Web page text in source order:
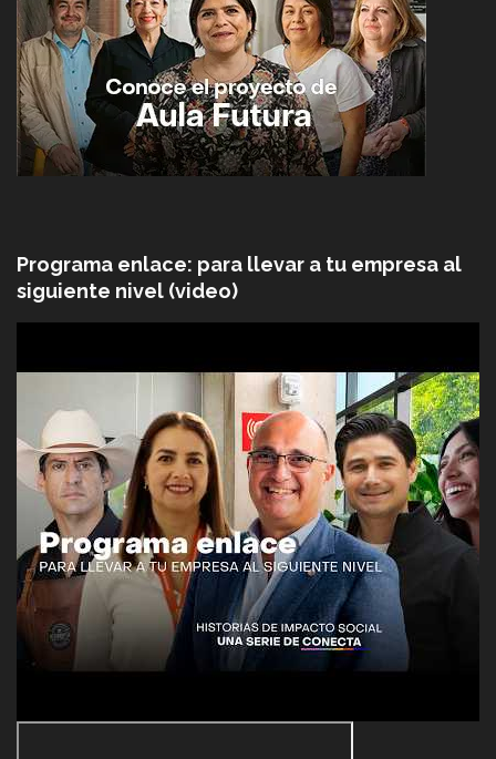
Programa enlace: para llevar a tu empresa al
siguiente nivel (video)